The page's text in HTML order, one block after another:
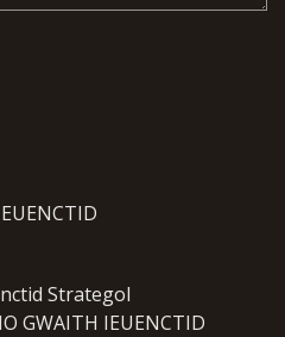
Strategol
GWAITH IEUENCTID